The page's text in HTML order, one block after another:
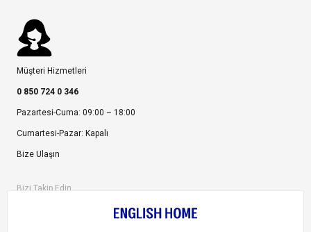
Müşteri Hizmetleri
0 850 724 0 346
Pazartesi-Cuma: 09:00 – 18:00
Cumartesi-Pazar: Kapalı
Bize Ulaşın
Bizi Takip Edin